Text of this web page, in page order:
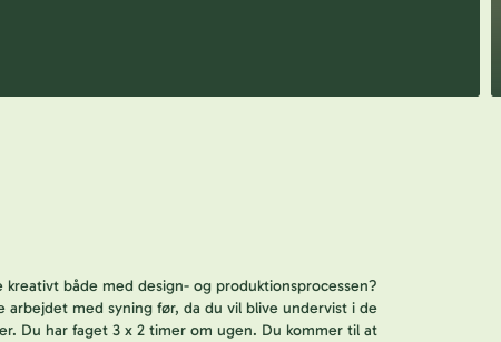
kreativt både med design- og produktionsprocessen?
arbejdet med syning før, da du vil blive undervist i de
Du har faget 3 x 2 timer om ugen. Du kommer til at